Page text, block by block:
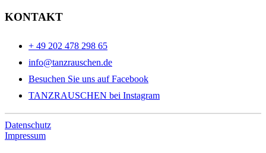
KONTAKT
+ 49 202 478 298 65
info@tanzrauschen.de
Besuchen Sie uns auf Facebook
TANZRAUSCHEN bei Instagram
Datenschutz
Impressum